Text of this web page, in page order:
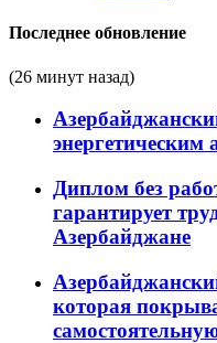
Последнее обновление
(26 минут назад)
Диплом без
гарантирует
Азербайджане
которая